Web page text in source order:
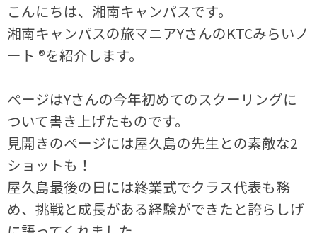
こんにちは、湘南キャンパスです。
湘南キャンパスの旅マニアYさんのKTCみらいノ
ート ®を紹介します。
ページはYさんの今年初めてのスクーリングに
ついて書き上げたものです。
見開きのページには屋久島の先生との素敵な2
ショットも！
屋久島最後の日には終業式でクラス代表も務
め、挑戦と成長がある経験ができたと誇らしげ